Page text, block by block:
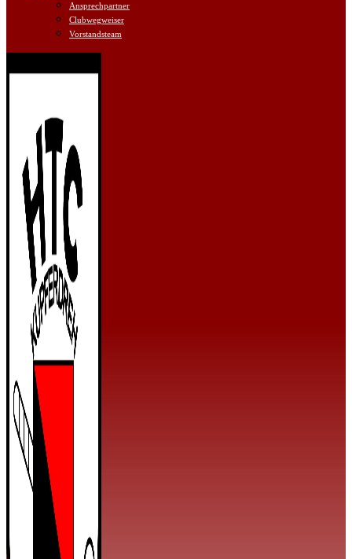
Ansprechpartner
Clubwegweiser
Vorstandsteam